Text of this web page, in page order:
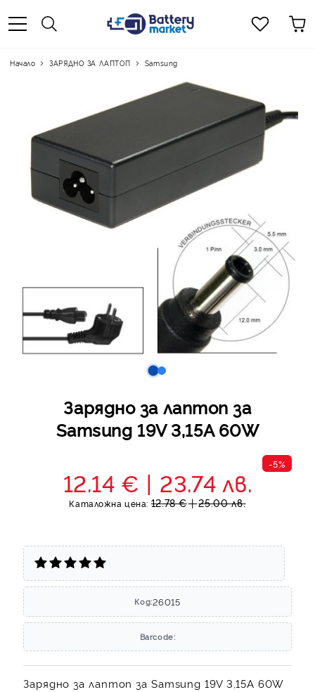
Начало ЗАРЯДНО ЗА ЛАПТОП Samsung
Зарядно за лаптоп за
Samsung 19V 3,15A 60W
-5%
12.14 € 23.74 лв.
Каталожна цена: 12.78 € 25.00 лв.
Код:26015
Barcode:
Зарядно за лаптоп за Samsung 19V 3,15A 60W